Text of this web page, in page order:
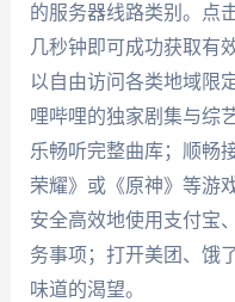
的服务器线路类别。点
几秒钟即可成功获取有
以自由访问各类地域限
哩哔哩的独家剧集与综
乐畅听完整曲库；顺畅
荣耀》或《原神》等游
安全高效地使用支付宝
务事项；打开美团、饿
味道的渴望。